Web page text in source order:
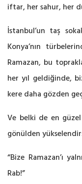
iftar, her sahur, her
İstanbul’un taş
Konya’nın
Ramazan, bu
her yıl geldiğinde,
kere daha gözden
Ve belki de en güzel
gönülden
“Bize Ramazan’ı
Rab!”